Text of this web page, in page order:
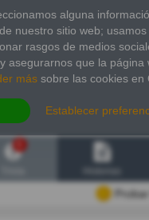
alguna
nuestro sitio web;
rasgos de medios
asegurarnos que la página
más sobre las cookies en
Establecer